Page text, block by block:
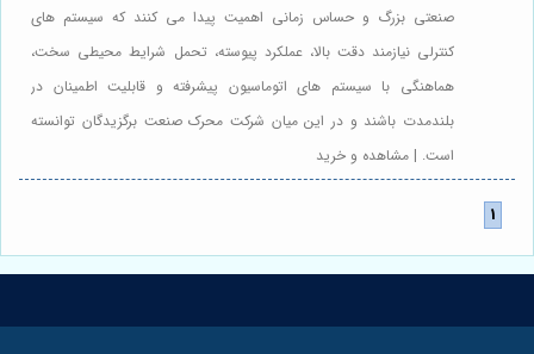
صنعتی بزرگ و حساس زمانی اهمیت پیدا می کنند که سیستم های
کنترلی نیازمند دقت بالا، عملکرد پیوسته، تحمل شرایط محیطی سخت،
هماهنگی با سیستم های اتوماسیون پیشرفته و قابلیت اطمینان در
بلندمدت باشند و در این میان شرکت محرک صنعت برگزیدگان توانسته
است. | مشاهده و خرید